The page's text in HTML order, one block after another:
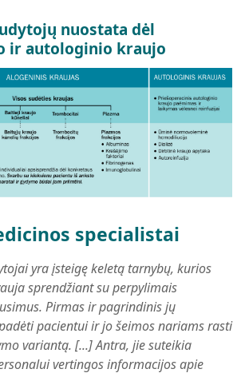
nuostata dėl
ir autologinio kraujo
specialistai
yra įsteigę keletą tarnybų, kurios
sprendžiant su perpylimais
Pirmas ir pagrindinis jų
pacientui ir jo šeimos nariams rasti
variantą. [...] Antra, jie suteikia
vertingos informacijos apie